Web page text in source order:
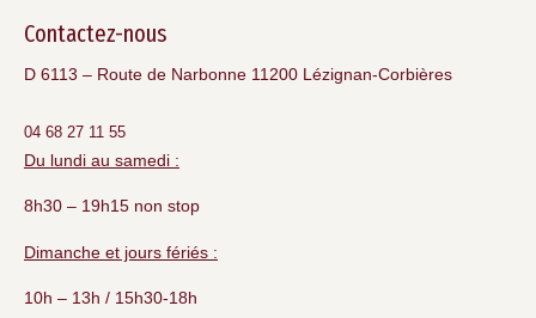
Contactez-nous
D 6113 – Route de Narbonne 11200 Lézignan-Corbières
04 68 27 11 55
Du lundi au samedi :
8h30 – 19h15 non stop
Dimanche et jours fériés :
10h – 13h / 15h30-18h